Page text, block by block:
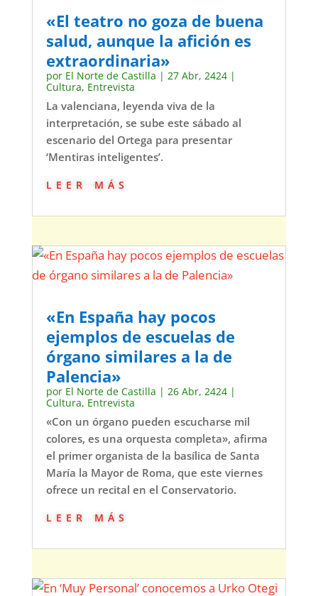
«El teatro no goza de buena
salud, aunque la afición es
extraordinaria»
por El Norte de Castilla | 27 Abr, 2424|
Cultura, Entrevista
La valenciana, leyenda viva de la
interpretación, se sube este sábado al
escenario del Ortega para presentar
‘Mentiras inteligentes’.
leer más
«En España hay pocos
ejemplos de escuelas de
órgano similares a la de
Palencia»
por El Norte de Castilla | 26 Abr, 2424|
Cultura, Entrevista
«Con un órgano pueden escucharse mil
colores, es una orquesta completa», afirma
el primer organista de la basílica de Santa
María la Mayor de Roma, que este viernes
ofrece un recital en el Conservatorio.
leer más